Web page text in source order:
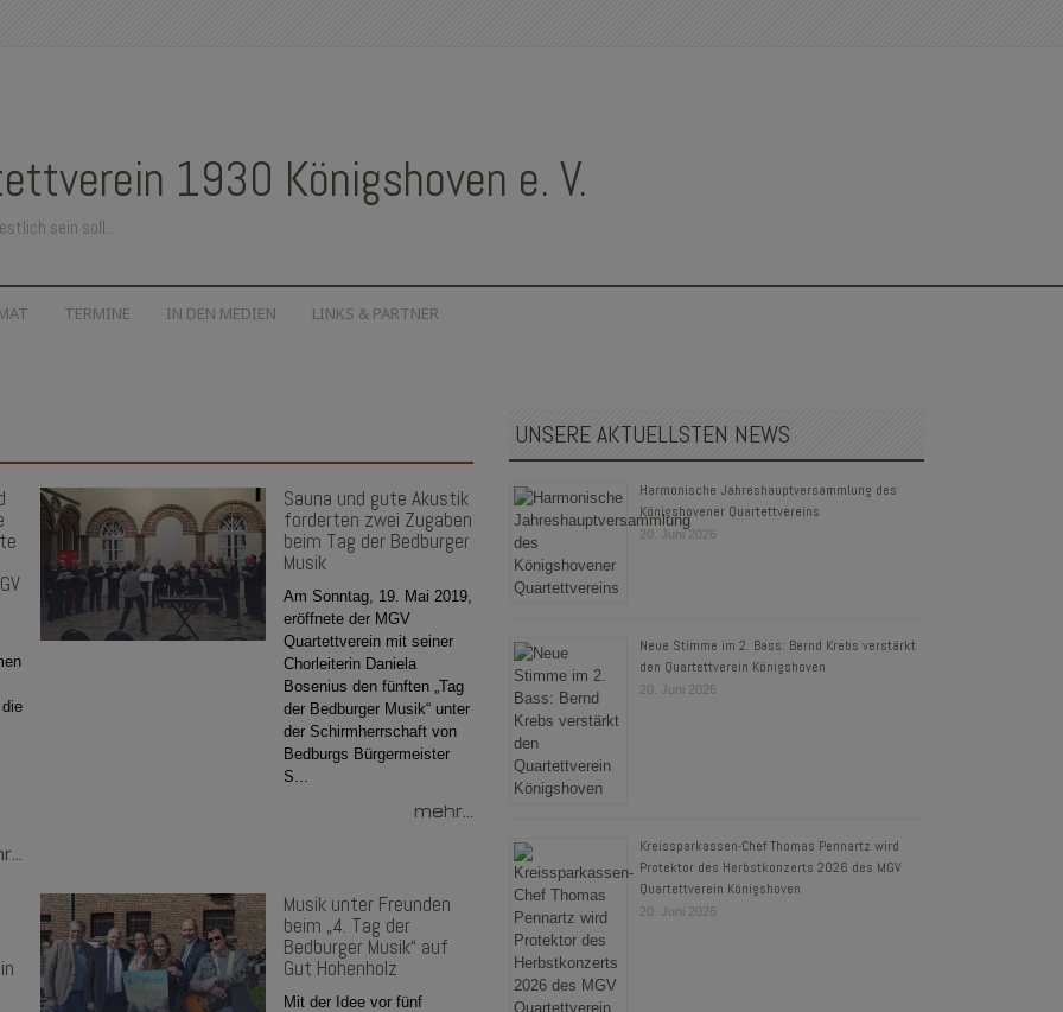
1930 Königshoven e. V.
sein soll…
TERMINE IN DEN MEDIEN LINKS & PARTNER
Sauna und gute Akustik
forderten zwei Zugaben
beim Tag der Bedburger
Musik
Am Sonntag, 19. Mai 2019,
eröffnete der MGV
Quartettverein mit seiner
Chorleiterin Daniela
Bosenius den fünften „Tag
der Bedburger Musik“ unter
der Schirmherrschaft von
Bedburgs Bürgermeister
S...
mehr...
Musik unter Freunden
beim „4. Tag der
Bedburger Musik“ auf
Gut Hohenholz
Mit der Idee vor fünf
UNSERE AKTUELLSTEN NEWS
Harmonische Jahreshauptversammlung des
Königshovener Quartettvereins
20. Juni 2026
Neue Stimme im 2. Bass: Bernd Krebs verstärkt
den Quartettverein Königshoven
20. Juni 2026
Kreissparkassen-Chef Thomas Pennartz wird
Protektor des Herbstkonzerts 2026 des MGV
Quartettverein Königshoven
20. Juni 2026